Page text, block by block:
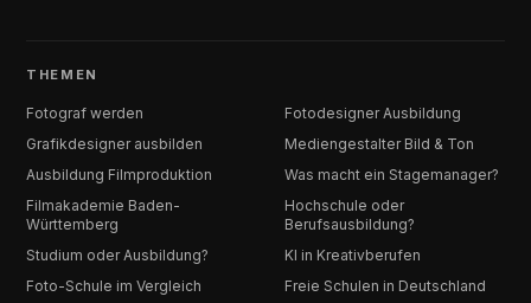
THEMEN
Fotograf werden
Fotodesigner Ausbildung
Grafikdesigner ausbilden
Mediengestalter Bild & Ton
Ausbildung Filmproduktion
Was macht ein Stagemanager?
Filmakademie Baden-
Württemberg
Hochschule oder
Berufsausbildung?
Studium oder Ausbildung?
KI in Kreativberufen
Foto-Schule im Vergleich
Freie Schulen in Deutschland